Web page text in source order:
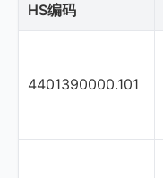
HS编码
4401390000.101